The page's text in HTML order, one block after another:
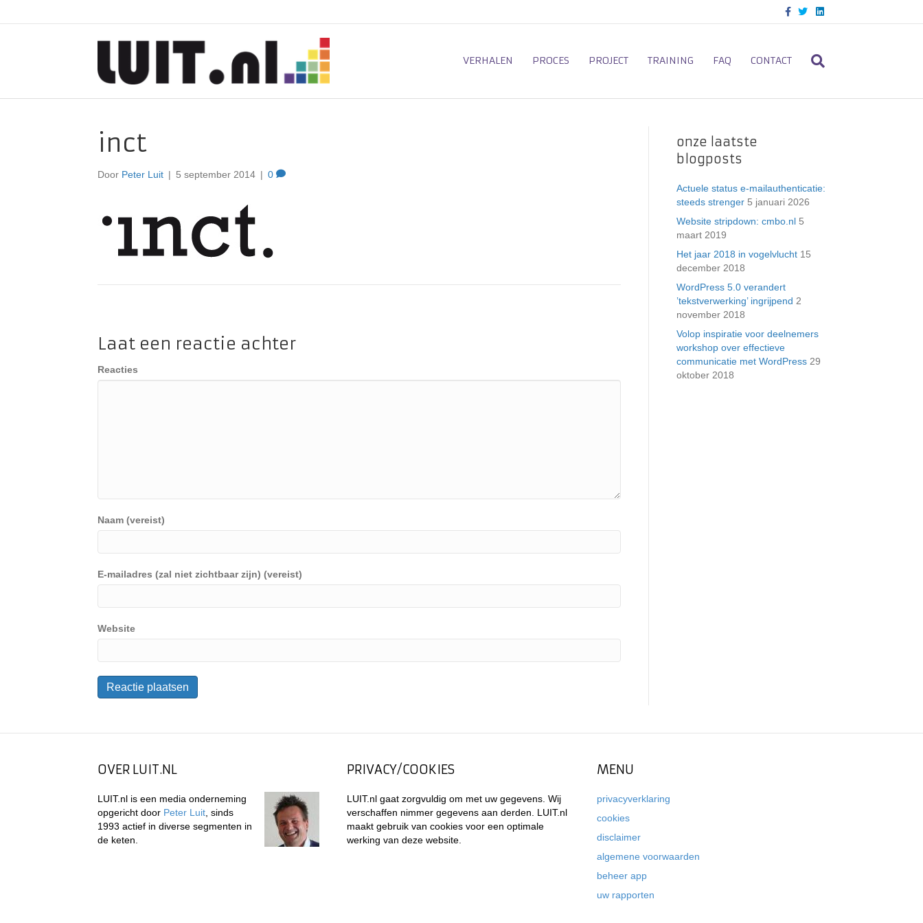
c
o
o
T
i
e
L
n
d
VERHALEN PROCES PROJECT TRAINING FAQ CONTACT
inct
Door Peter Luit | 5 september 2014 | 0
Laat een reactie achter
Reacties
Naam (vereist)
E-mailadres (zal niet zichtbaar zijn) (vereist)
Website
onze laatste
blogposts
Actuele status e-mailauthenticatie:
steeds strenger 5 januari 2026
Website stripdown: cmbo.nl 5
maart 2019
Het jaar 2018 in vogelvlucht 15
december 2018
WordPress 5.0 verandert
’tekstverwerking’ ingrijpend 2
november 2018
Volop inspiratie voor deelnemers
workshop over effectieve
communicatie met WordPress 29
oktober 2018
OVER LUIT.NL
LUIT.nl is een media onderneming
opgericht door Peter Luit , sinds
1993 actief in diverse segmenten in
de keten.
PRIVACY/COOKIES
LUIT.nl gaat zorgvuldig om met uw gegevens. Wij
verschaffen nimmer gegevens aan derden. LUIT.nl
maakt gebruik van cookies voor een optimale
werking van deze website.
MENU
privacyverklaring
cookies
disclaimer
algemene voorwaarden
beheer app
uw rapporten